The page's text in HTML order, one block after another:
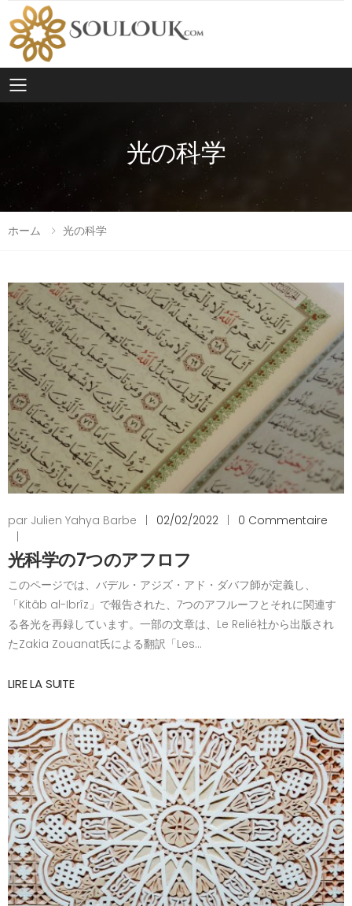
Toggle mobile menu
光の科学
ホーム 光の科学
par Julien Yahya Barbe | 02/02/2022 |
0 Commentaire
|
光科学の7つのアフロフ
このページでは、バデル・アジズ・アド・ダバフ師が定義し、
「Kitâb al-Ibrîz」で報告された、7つのアフルーフとそれに関連す
る各光を再録しています。一部の文章は、Le Relié社から出版され
たZakia Zouanat氏による翻訳「Les...
LIRE LA SUITE